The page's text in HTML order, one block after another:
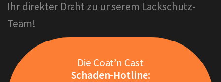
Ihr direkter Draht zu unserem Lackschutz-
Team!
Die Coat’n Cast
Schaden-Hotline: